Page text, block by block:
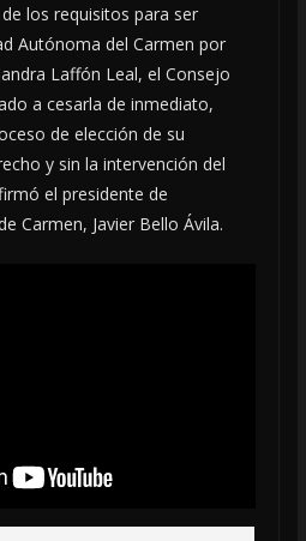
los requisitos para ser
Autónoma del Carmen por
Laffón Leal, el Consejo
a cesarla de inmediato,
de elección de su
y sin la intervención del
el presidente de
Carmen, Javier Bello Ávila.